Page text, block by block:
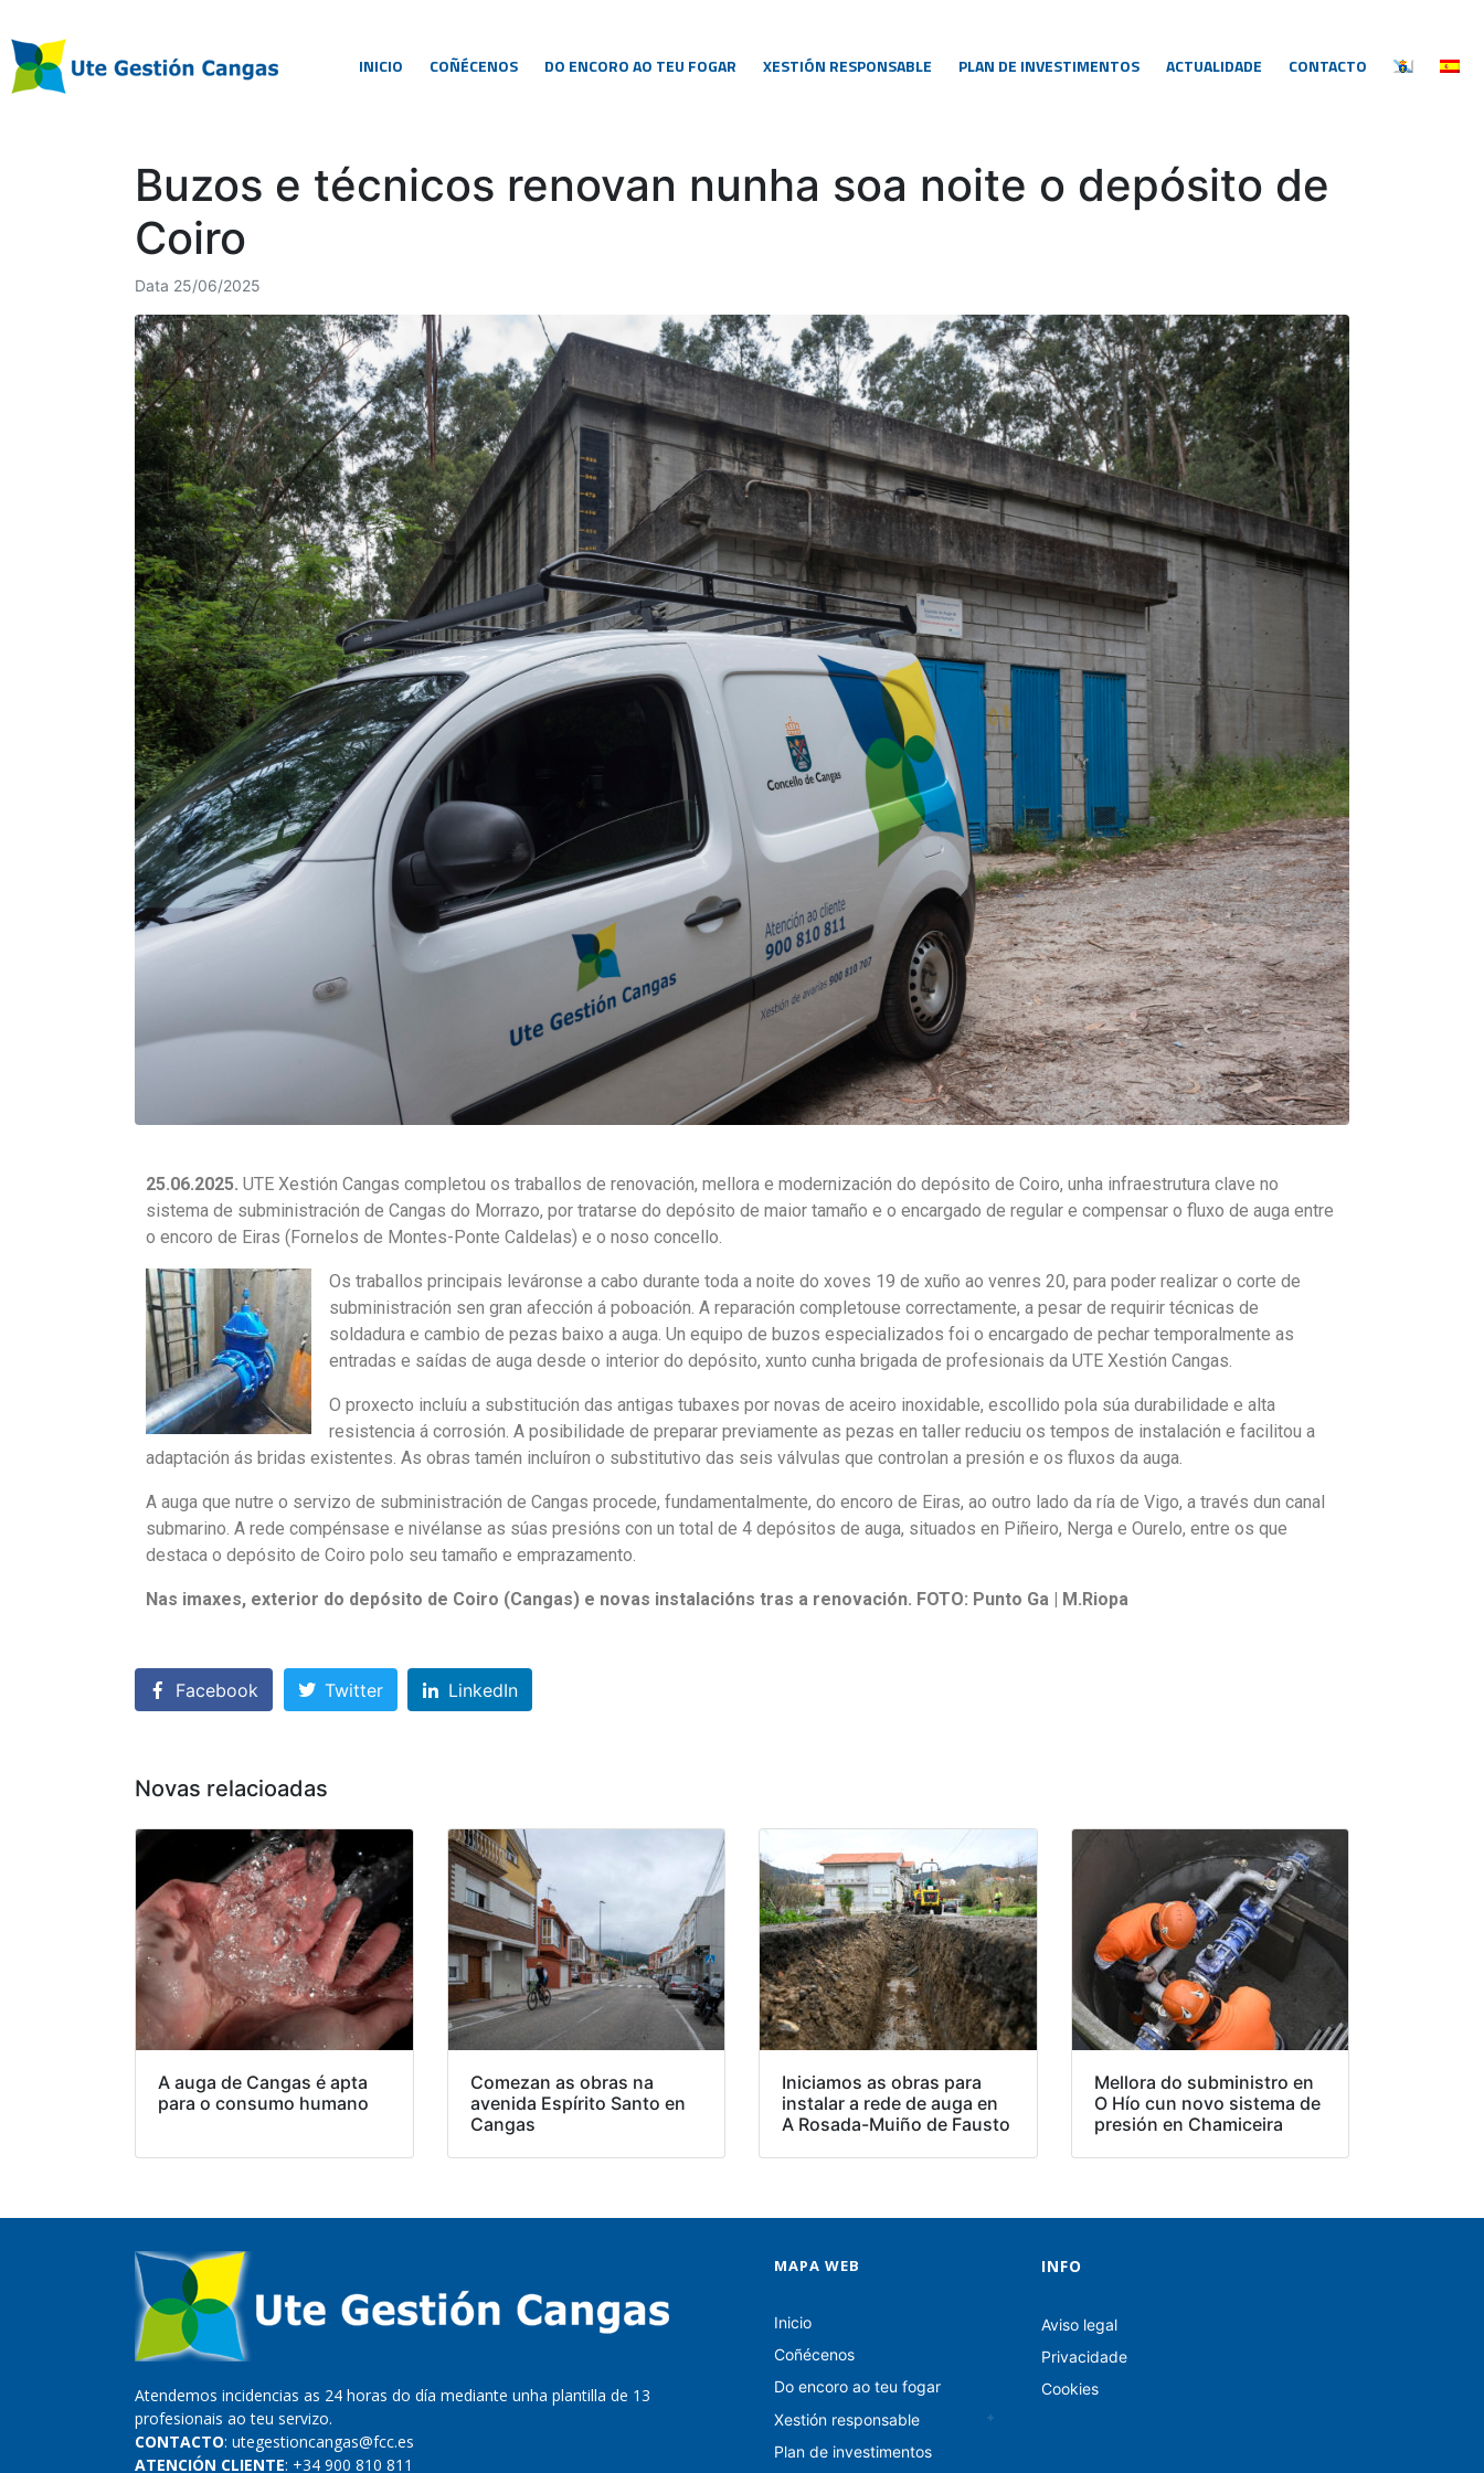
INICIO COÑÉCENOS DO ENCORO AO TEU FOGAR XESTIÓN RESPONSABLE PLAN DE INVESTIMENTOS ACTUALIDADE CONTACTO
Buzos e técnicos renovan nunha soa noite o depósito de
Coiro
Data 25/06/2025
25.06.2025. UTE Xestión Cangas completou os traballos de renovación, mellora e modernización do depósito de Coiro, unha infraestrutura clave no
sistema de subministración de Cangas do Morrazo, por tratarse do depósito de maior tamaño e o encargado de regular e compensar o fluxo de auga entre
o encoro de Eiras (Fornelos de Montes-Ponte Caldelas) e o noso concello.
Os traballos principais leváronse a cabo durante toda a noite do xoves 19 de xuño ao venres 20, para poder realizar o corte de
subministración sen gran afección á poboación. A reparación completouse correctamente, a pesar de requirir técnicas de
soldadura e cambio de pezas baixo a auga. Un equipo de buzos especializados foi o encargado de pechar temporalmente as
entradas e saídas de auga desde o interior do depósito, xunto cunha brigada de profesionais da UTE Xestión Cangas.
O proxecto incluíu a substitución das antigas tubaxes por novas de aceiro inoxidable, escollido pola súa durabilidade e alta
resistencia á corrosión. A posibilidade de preparar previamente as pezas en taller reduciu os tempos de instalación e facilitou a
adaptación ás bridas existentes. As obras tamén incluíron o substitutivo das seis válvulas que controlan a presión e os fluxos da auga.
A auga que nutre o servizo de subministración de Cangas procede, fundamentalmente, do encoro de Eiras, ao outro lado da ría de Vigo, a través dun canal
submarino. A rede compénsase e nivélanse as súas presións con un total de 4 depósitos de auga, situados en Piñeiro, Nerga e Ourelo, entre os que
destaca o depósito de Coiro polo seu tamaño e emprazamento.
Nas imaxes, exterior do depósito de Coiro (Cangas) e novas instalacións tras a renovación. FOTO: Punto Ga | M.Riopa
Facebook Twitter LinkedIn
Novas relacioadas
A auga de Cangas é apta
para o consumo humano
Comezan as obras na
avenida Espírito Santo en
Cangas
Iniciamos as obras para
instalar a rede de auga en
A Rosada-Muiño de Fausto
Mellora do subministro en
O Hío cun novo sistema de
presión en Chamiceira
Atendemos incidencias as 24 horas do día mediante unha plantilla de 13
profesionais ao teu servizo.
CONTACTO: utegestioncangas@fcc.es
ATENCIÓN CLIENTE: +34 900 810 811
MAPA WEB
Inicio
Coñécenos
Do encoro ao teu fogar
Xestión responsable
Plan de investimentos
INFO
Aviso legal
Privacidade
Cookies